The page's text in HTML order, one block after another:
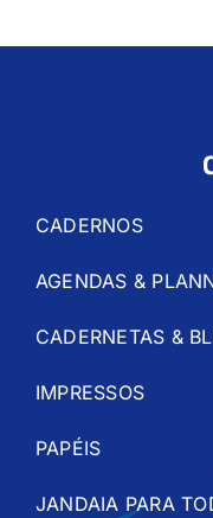
CADERNOS
AGENDAS &
CADERNETAS &
IMPRESSOS
PAPÉIS
JANDAIA PARA